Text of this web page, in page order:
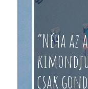
“Néha
csak